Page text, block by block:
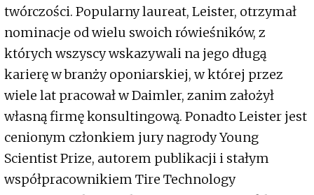
twórczości. Popularny laureat, Leister, otrzymał
nominacje od wielu swoich rówieśników, z
których wszyscy wskazywali na jego długą
karierę w branży oponiarskiej, w której przez
wiele lat pracował w Daimler, zanim założył
własną firmę konsultingową. Ponadto Leister jest
cenionym członkiem jury nagrody Young
Scientist Prize, autorem publikacji i stałym
współpracownikiem Tire Technology